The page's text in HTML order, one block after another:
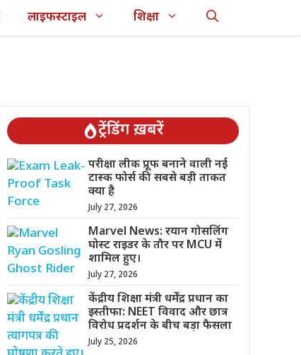
लाइफस्टाइल शिक्षा
ट्रेंडिंग ख़बरें
परीक्षा लीक प्रूफ बनाने वाली नई
टास्क फोर्स की सबसे बड़ी ताकत
क्या है
July 27, 2026
Marvel News: रयान गोसलिंग
घोस्ट राइडर के तौर पर MCU में
शामिल हुए।
July 27, 2026
केंद्रीय शिक्षा मंत्री धर्मेंद्र प्रधान का
इस्तीफा: NEET विवाद और छात्र
विरोध प्रदर्शन के बीच बड़ा फैसला
July 25, 2026